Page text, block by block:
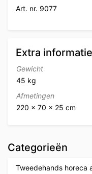
Art. nr. 9077
Extra informatie
Gewicht
45 kg
Afmetingen
220 × 70 × 25 cm
Categorieën
Tweedehands horeca